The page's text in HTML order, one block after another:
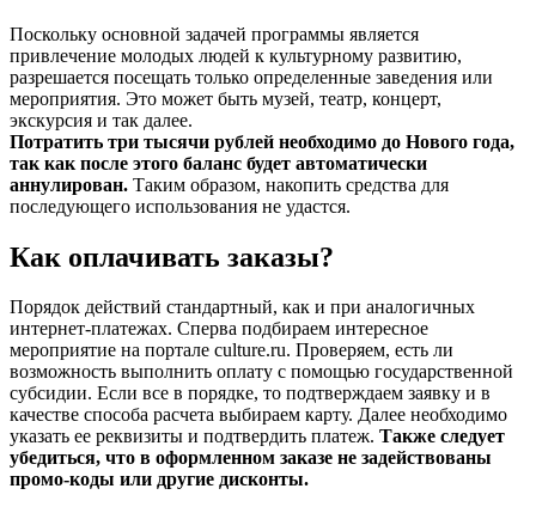
Поскольку основной задачей программы является
привлечение молодых людей к культурному развитию,
разрешается посещать только определенные заведения или
мероприятия. Это может быть музей, театр, концерт,
экскурсия и так далее.
Потратить три тысячи рублей необходимо до Нового года,
так как после этого баланс будет автоматически
аннулирован. Таким образом, накопить средства для
последующего использования не удастся.
Как оплачивать заказы?
Порядок действий стандартный, как и при аналогичных
интернет-платежах. Сперва подбираем интересное
мероприятие на портале culture.ru. Проверяем, есть ли
возможность выполнить оплату с помощью государственной
субсидии. Если все в порядке, то подтверждаем заявку и в
качестве способа расчета выбираем карту. Далее необходимо
указать ее реквизиты и подтвердить платеж. Также следует
убедиться, что в оформленном заказе не задействованы
промо-коды или другие дисконты.